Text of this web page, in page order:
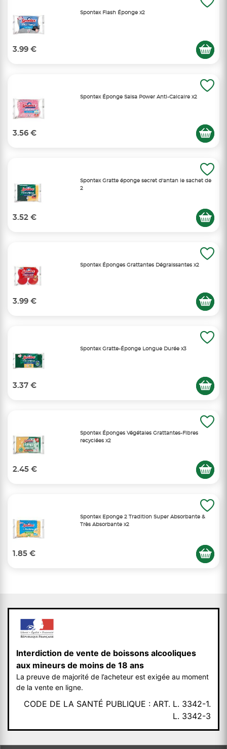
Spontex Flash Éponge x2
3.99 €
Spontex Éponge Salsa Power Anti-Calcaire x2
3.56 €
Spontex Gratte éponge secret d'antan le sachet de
2
3.52 €
Spontex Éponges Grattantes Dégraissantes x2
3.99 €
Spontex Gratte-Éponge Longue Durée x3
3.37 €
Spontex Éponges Végétales Grattantes-Fibres
recyclées x2
2.45 €
Spontex Eponge 2 Tradition Super Absorbante &
Très Absorbante x2
1.85 €
Interdiction de vente de boissons alcooliques
aux mineurs de moins de 18 ans
La preuve de majorité de l’acheteur est exigée au moment
de la vente en ligne.
CODE DE LA SANTÉ PUBLIQUE : ART. L. 3342-1.
L. 3342-3